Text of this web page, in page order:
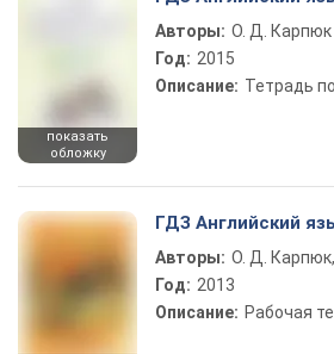
показать
обложку
Авторы: О. Д. Карпюк
Год: 2015
Описание: Тетрадь
ГДЗ Английский
Авторы: О. Д.
Год: 2013
Описание: Рабочая